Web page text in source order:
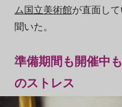
ム国立美術館が直面し
聞いた。
準備期間も開催中
のストレス